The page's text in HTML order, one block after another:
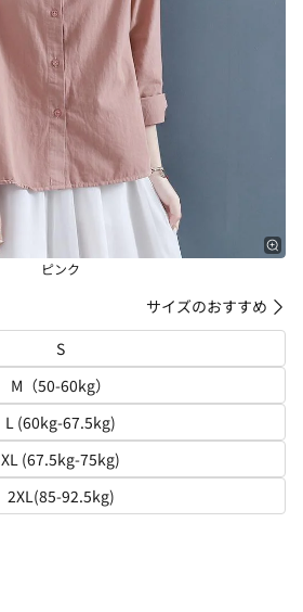
ピンク
サイズのおすすめ
S
M（50-60kg）
L (60kg-67.5kg)
XL (67.5kg-75kg)
2XL(85-92.5kg)